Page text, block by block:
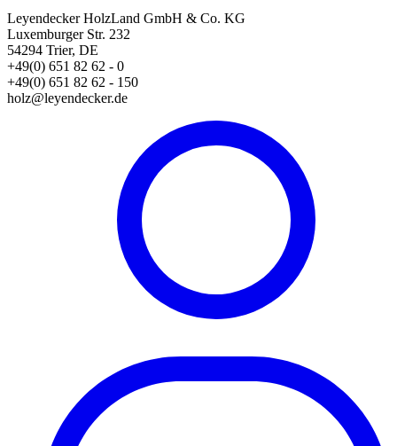
Leyendecker HolzLand GmbH & Co. KG
Luxemburger Str. 232
54294 Trier, DE
+49(0) 651 82 62 - 0
+49(0) 651 82 62 - 150
holz@leyendecker.de